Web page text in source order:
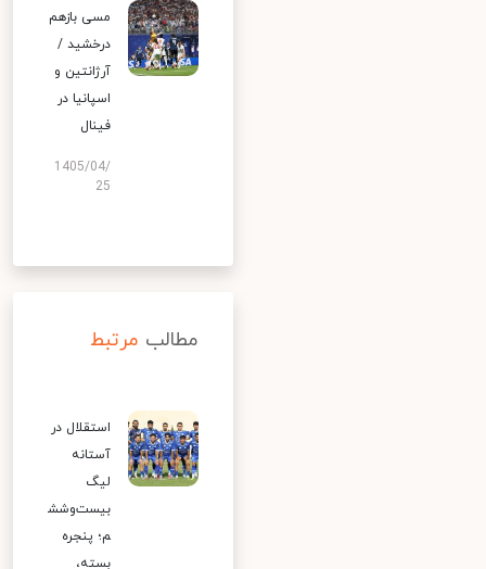
مسی بازهم
درخشید /
آرژانتین و
اسپانیا در
فینال
1405/04/
25
مطالب مرتبط
استقلال در
آستانه
لیگ
بیست‌وشش
م؛ پنجره
بسته،